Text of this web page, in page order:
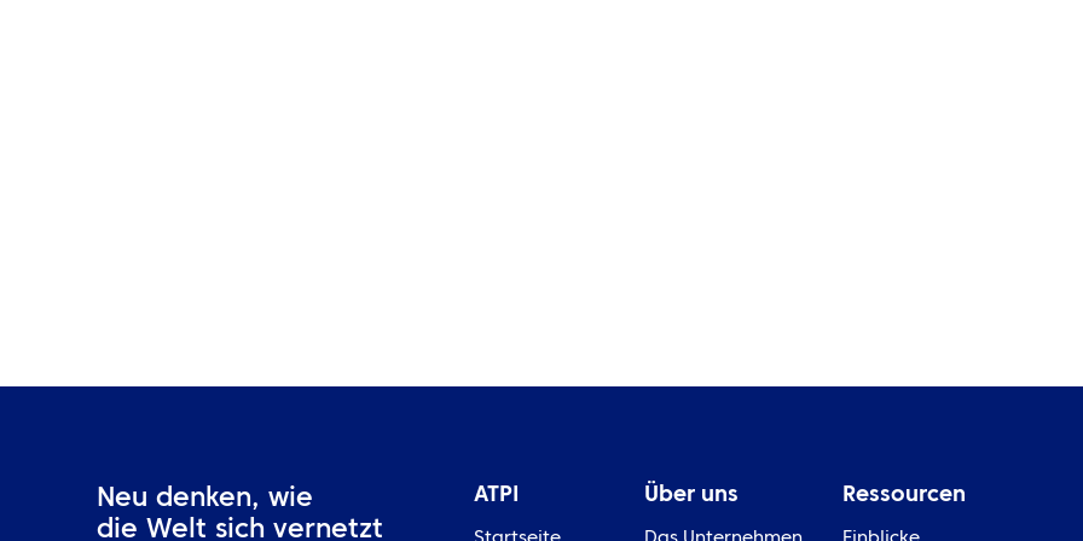
Neu denken, wie
die Welt sich vernetzt
ATPI Über uns Ressourcen